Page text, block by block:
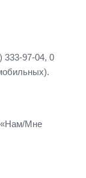
333-97-04, 0
«Нам/Мне